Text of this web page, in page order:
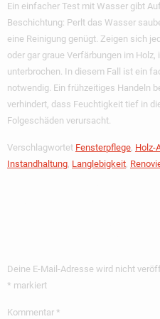
Ein einfacher Test mit Wasser gibt
Beschichtung: Perlt das Wasser
eine Reinigung genügt. Zeigen sich
oder gar graue Verfärbungen im
unterbrochen. In diesem Fall ist ein
notwendig. Ein frühzeitiges Handeln
verhindert, dass Feuchtigkeit tief in
Folgeschäden verursacht.
Verschlagwortet Fensterpflege Holz-
Instandhaltung Langlebigkeit
Deine E-Mail-Adresse wird nicht
* markiert
Kommentar *